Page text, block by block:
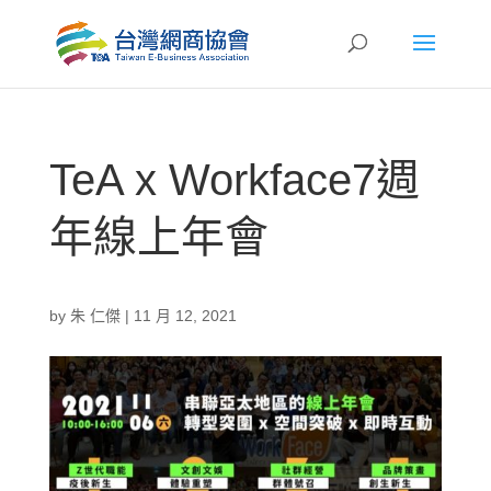
TeA x Workface7週
年線上年會
by 朱 仁傑| 11 月 12, 2021